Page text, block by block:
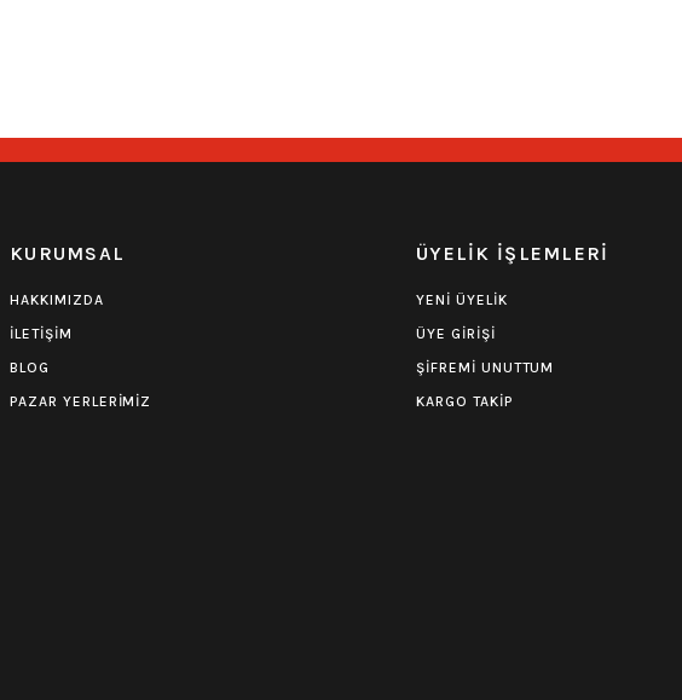
KURUMSAL
HAKKIMIZDA
İLETİŞİM
BLOG
PAZAR YERLERİMİZ
ÜYELİK İŞLEMLERİ
YENİ ÜYELİK
ÜYE GİRİŞİ
ŞİFREMİ UNUTTUM
KARGO TAKİP